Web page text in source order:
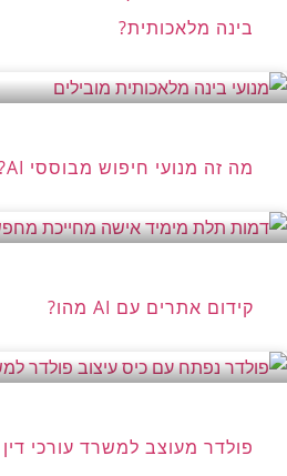
בינה מלאכותית?
מה זה מנועי חיפוש מבוססי AI?
קידום אתרים עם AI מהו?
פולדר מעוצב למשרד עורכי דין